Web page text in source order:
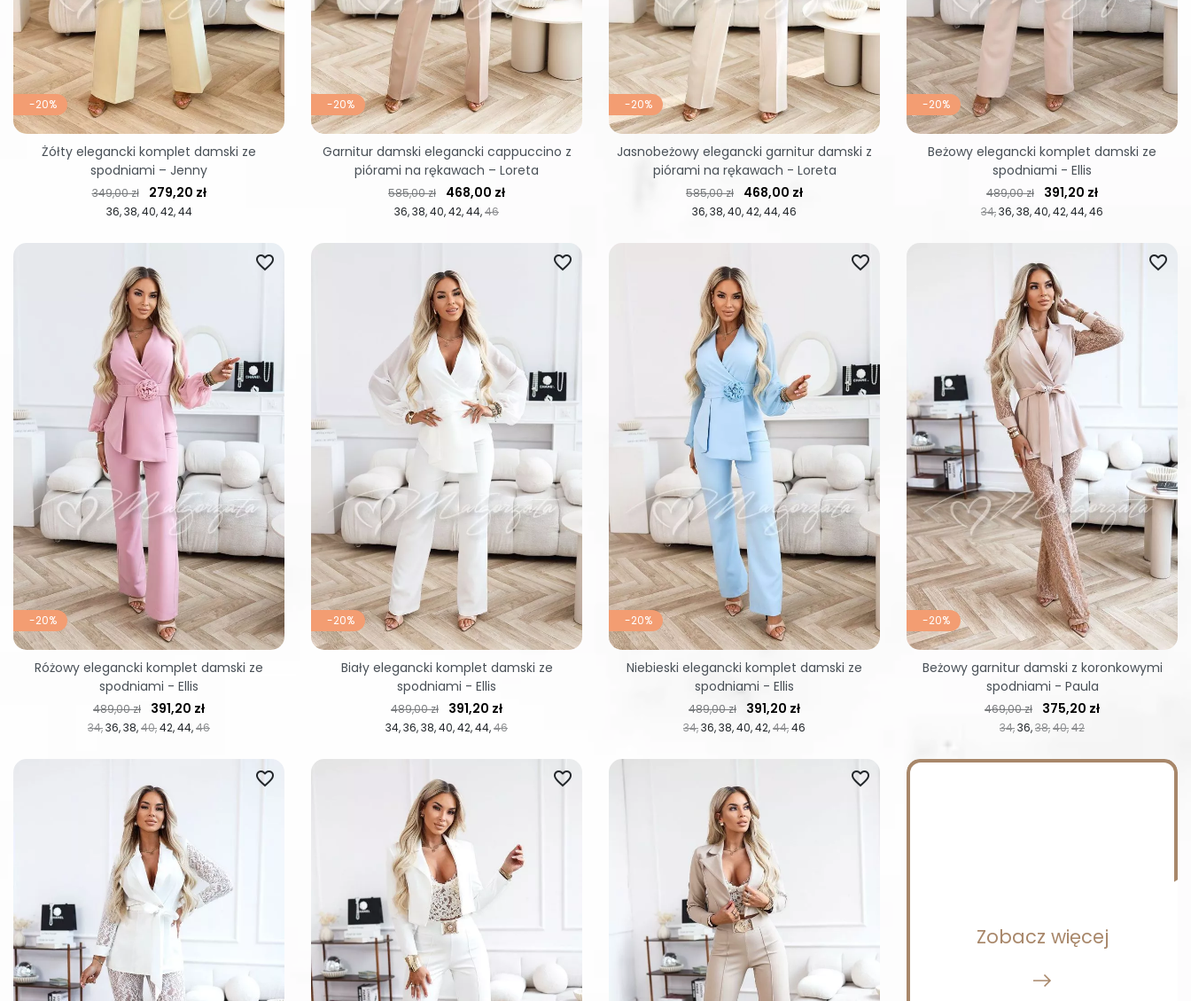
-20%
36 38 40 42 44
Cena regularna
349,00 zł Cena
279,20 zł
Żółty elegancki komplet damski ze
spodniami – Jenny
-20%
36 38 40 42 44 46
Cena regularna
585,00 zł Cena
468,00 zł
Garnitur damski elegancki cappuccino z
piórami na rękawach – Loreta
-20%
36 38 40 42 44 46
Cena regularna
585,00 zł Cena
468,00 zł
Jasnobeżowy elegancki garnitur damski z
piórami na rękawach - Loreta
-20%
34 36 38 40 42 44 46
Cena regularna
489,00 zł Cena
391,20 zł
Beżowy elegancki komplet damski ze
spodniami - Ellis
-20%
34 36 38 40 42 44 46
favorite_border
Cena regularna
489,00 zł Cena
391,20 zł
Różowy elegancki komplet damski ze
spodniami - Ellis
-20%
34 36 38 40 42 44 46
favorite_border
Cena regularna
489,00 zł Cena
391,20 zł
Biały elegancki komplet damski ze
spodniami - Ellis
-20%
34 36 38 40 42 44 46
favorite_border
Cena regularna
489,00 zł Cena
391,20 zł
Niebieski elegancki komplet damski ze
spodniami - Ellis
-20%
34 36 38 40 42
favorite_border
Cena regularna
469,00 zł Cena
375,20 zł
Beżowy garnitur damski z koronkowymi
spodniami - Paula
favorite_border favorite_border favorite_border
Zobacz więcej